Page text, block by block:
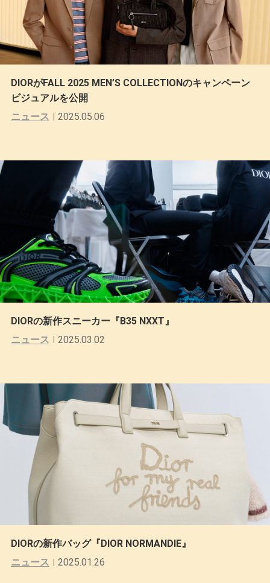
DIORがFALL 2025 MEN’S COLLECTIONのキャンペーン
ビジュアルを公開
ニュース
2025.05.06
DIORの新作スニーカー『B35 NXXT』
ニュース
2025.03.02
DIORの新作バッグ『DIOR NORMANDIE』
ニュース
2025.01.26